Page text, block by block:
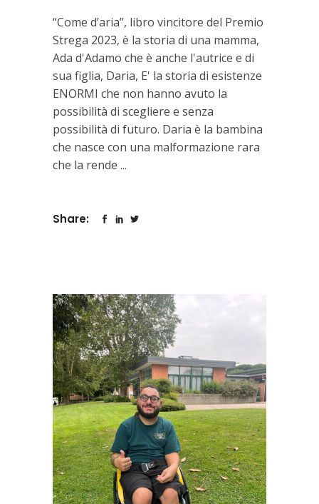
“Come d’aria”, libro vincitore del Premio
Strega 2023, è la storia di una mamma,
Ada d'Adamo che è anche l'autrice e di
sua figlia, Daria, E' la storia di esistenze
ENORMI che non hanno avuto la
possibilità di scegliere e senza
possibilità di futuro. Daria è la bambina
che nasce con una malformazione rara
che la rende
Share: